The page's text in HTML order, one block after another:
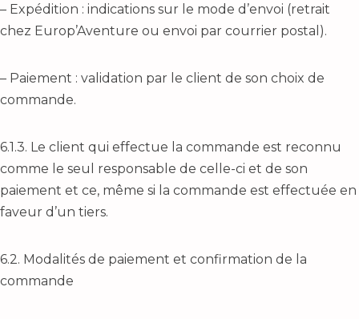
– Expédition : indications sur le mode d’envoi (retrait
chez Europ’Aventure ou envoi par courrier postal).
– Paiement : validation par le client de son choix de
commande.
6.1.3. Le client qui effectue la commande est reconnu
comme le seul responsable de celle-ci et de son
paiement et ce, même si la commande est effectuée en
faveur d’un tiers.
6.2. Modalités de paiement et confirmation de la
commande